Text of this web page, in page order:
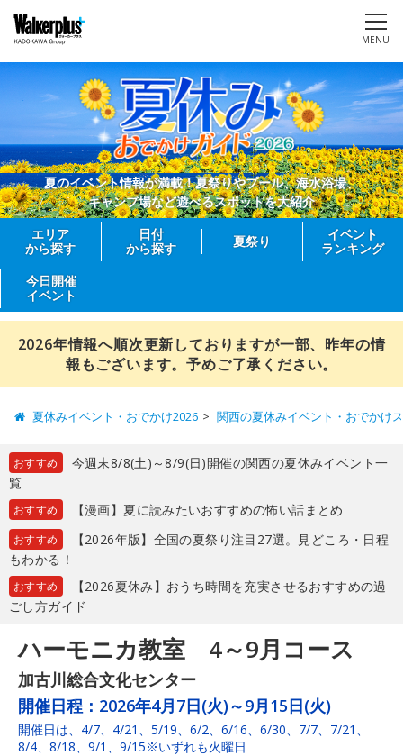
MENU
夏のイベント情報が満載！夏祭りやプール、海水浴場、
キャンプ場など遊べるスポットを大紹介
エリア
から探す
日付
から探す
夏祭り
イベント
ランキング
今日開催
イベント
2026年情報へ順次更新しておりますが一部、昨年の情
報もございます。予めご了承ください。
夏休みイベント・おでかけ2026 関西の夏休みイベント・おでかけ
おすすめ
今週末8/8(土)～8/9(日)開催の関西の夏休みイベント一
覧
おすすめ 【漫画】夏に読みたいおすすめの怖い話まとめ
おすすめ
【2026年版】全国の夏祭り注目27選。見どころ・日程
もわかる！
おすすめ
【2026夏休み】おうち時間を充実させるおすすめの過
ごし方ガイド
ハーモニカ教室 4～9月コース
加古川総合文化センター
開催日程： 2026年4月7日(火)～9月15日(火)
開催日は、4/7、4/21、5/19、6/2、6/16、6/30、7/7、7/21、
8/4、8/18、9/1、9/15※いずれも火曜日